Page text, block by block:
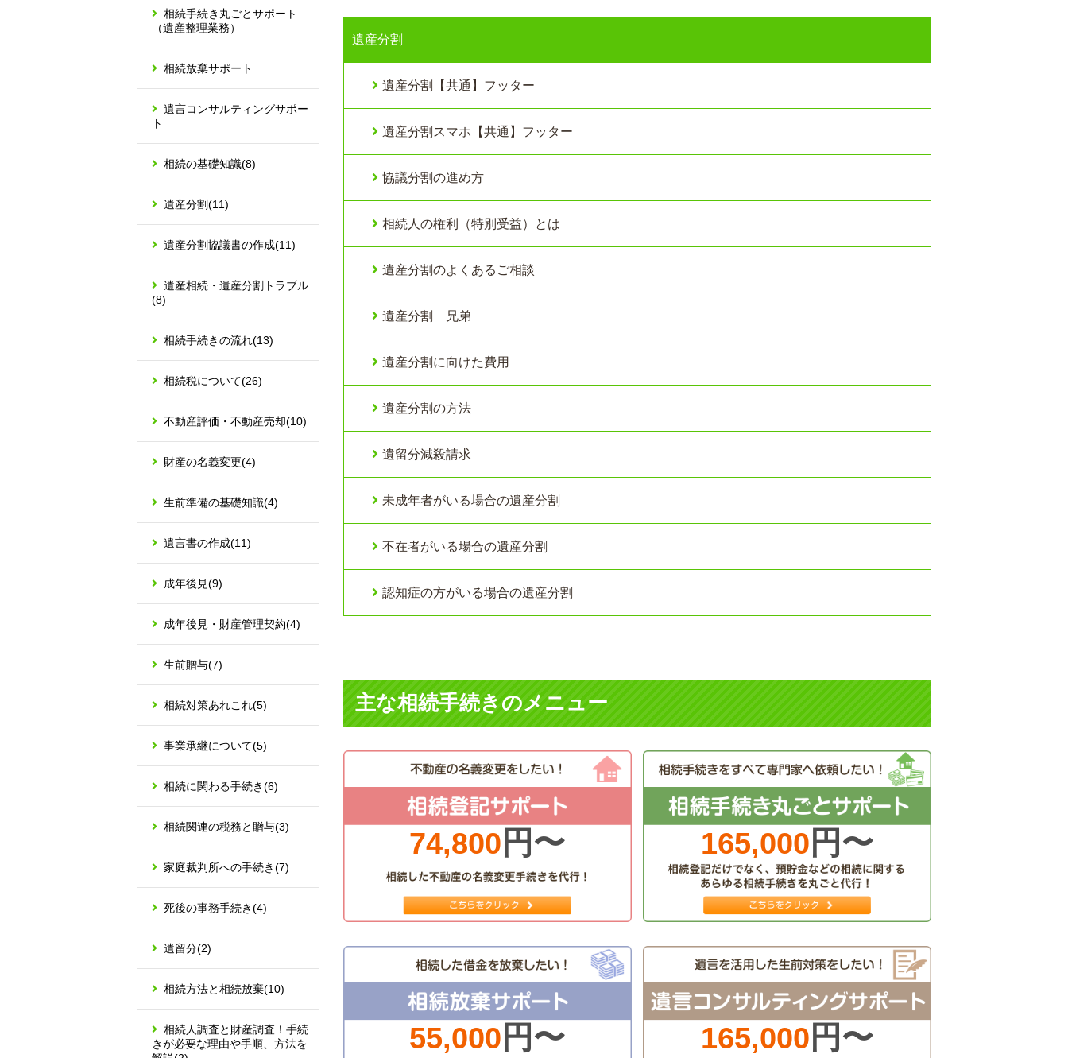
遺産分割
遺産分割【共通】フッター
遺産分割スマホ【共通】フッター
協議分割の進め方
相続人の権利（特別受益）とは
遺産分割のよくあるご相談
遺産分割 兄弟
遺産分割に向けた費用
遺産分割の方法
遺留分減殺請求
未成年者がいる場合の遺産分割
不在者がいる場合の遺産分割
認知症の方がいる場合の遺産分割
主な相続手続きのメニュー
74,800 円〜 165,000 円〜
55,000 円〜 165,000 円〜
相続手続き丸ごとサポート
（遺産整理業務）
相続放棄サポート
遺言コンサルティングサポー
ト
相続の基礎知識(8)
遺産分割(11)
遺産分割協議書の作成(11)
遺産相続・遺産分割トラブル
(8)
相続手続きの流れ(13)
相続税について(26)
不動産評価・不動産売却(10)
財産の名義変更(4)
生前準備の基礎知識(4)
遺言書の作成(11)
成年後見(9)
成年後見・財産管理契約(4)
生前贈与(7)
相続対策あれこれ(5)
事業承継について(5)
相続に関わる手続き(6)
相続関連の税務と贈与(3)
家庭裁判所への手続き(7)
死後の事務手続き(4)
遺留分(2)
相続方法と相続放棄(10)
相続人調査と財産調査！手続
きが必要な理由や手順、方法を